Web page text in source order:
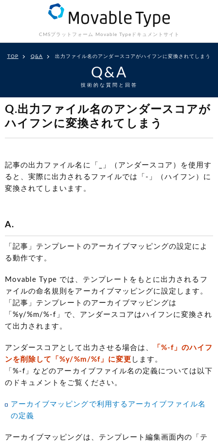
CMSプラットフォーム Movable Type ドキュメントサイト
TOP Q&A 出力ファイル名のアンダースコアがハイフンに変換されてしまう
Q&A
技術的な質問と回答
Q.出力ファイル名のアンダースコアが
ハイフンに変換されてしまう
記事の出力ファイル名に「_」（アンダースコア）を使用す
ると、実際に出力されるファイルでは「-」（ハイフン）に
変換されてしまいます。
A.
「記事」テンプレートのアーカイブマッピングの設定によ
る動作です。
Movable Type では、テンプレートをもとに出力されるフ
ァイルの命名規則をアーカイブマッピングに設定します。
「記事」テンプレートのアーカイブマッピングは
「%y/%m/%-f」で、アンダースコアはハイフンに変換され
て出力されます。
アンダースコアとして出力させる場合は、
「%-f」のハイフ
ンを削除して「%y/%m/%f」に変更 します。
「%-f」などのアーカイブファイル名の定義については以下
のドキュメントをご覧ください。
アーカイブマッピングで利用するアーカイブファイル名
の定義
アーカイブマッピングは、テンプレート編集画面内の「テ